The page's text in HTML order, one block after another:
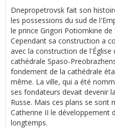
Dnepropetrovsk fait son
les possessions du sud de
le prince Grigori Potiomkine
Cependant sa construction a
avec la construction de l'Église
cathédrale Spaso-
fondement de la cathédrale
même. La ville, qui a été
ses fondateurs devait devenir
Russe. Mais ces plans se sont
Catherine II le développement
longtemps.